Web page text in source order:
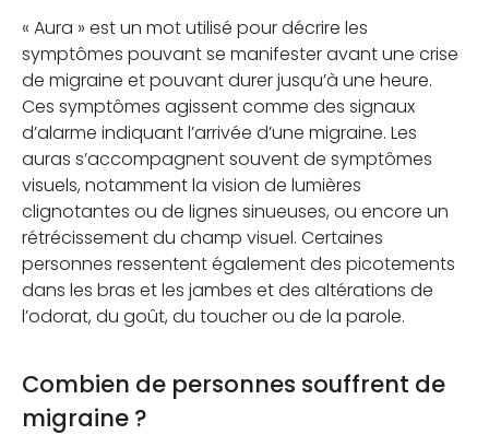
« Aura » est un mot utilisé pour décrire les
symptômes pouvant se manifester avant une crise
de migraine et pouvant durer jusqu’à une heure.
Ces symptômes agissent comme des signaux
d’alarme indiquant l’arrivée d’une migraine. Les
auras s’accompagnent souvent de symptômes
visuels, notamment la vision de lumières
clignotantes ou de lignes sinueuses, ou encore un
rétrécissement du champ visuel. Certaines
personnes ressentent également des picotements
dans les bras et les jambes et des altérations de
l’odorat, du goût, du toucher ou de la parole.
Combien de personnes souffrent de
migraine ?